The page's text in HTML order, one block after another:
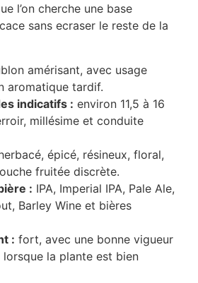
l’on cherche une base
sans ecraser le reste de la
amérisant, avec usage
aromatique tardif.
indicatifs : environ 11,5 à 16
millésime et conduite
épicé, résineux, floral,
fruitée discrète.
: IPA, Imperial IPA, Pale Ale,
Barley Wine et bières
: fort, avec une bonne vigueur
la plante est bien